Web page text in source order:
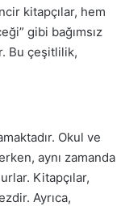
kitapçılar, hem
gibi bağımsız
Bu çeşitlilik,
Okul ve
aynı zamanda
Kitapçılar,
Ayrıca,